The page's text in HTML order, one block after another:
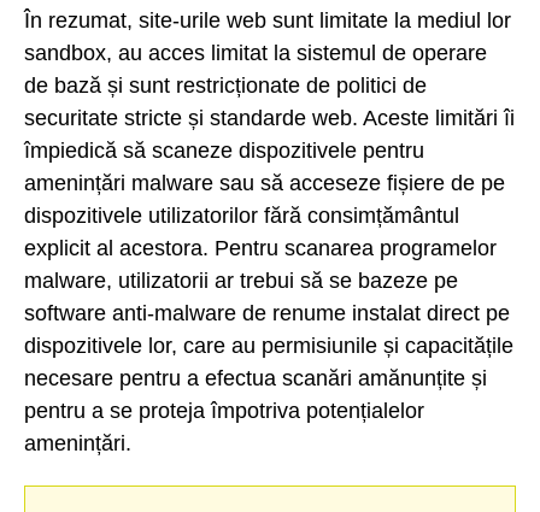
În rezumat, site-urile web sunt limitate la mediul lor
sandbox, au acces limitat la sistemul de operare
de bază și sunt restricționate de politici de
securitate stricte și standarde web. Aceste limitări îi
împiedică să scaneze dispozitivele pentru
amenințări malware sau să acceseze fișiere de pe
dispozitivele utilizatorilor fără consimțământul
explicit al acestora. Pentru scanarea programelor
malware, utilizatorii ar trebui să se bazeze pe
software anti-malware de renume instalat direct pe
dispozitivele lor, care au permisiunile și capacitățile
necesare pentru a efectua scanări amănunțite și
pentru a se proteja împotriva potențialelor
amenințări.